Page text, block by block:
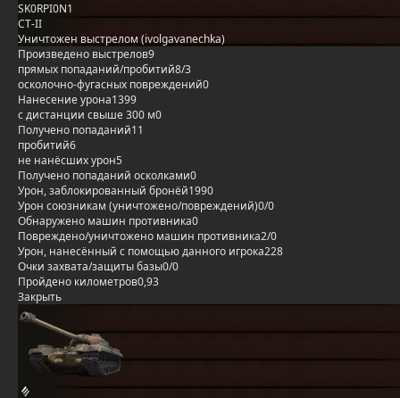
SK0RPI0N1
СТ-II
Уничтожен выстрелом (ivolgavanechka)
Произведено выстрелов9
прямых попаданий/пробитий8/3
осколочно-фугасных повреждений0
Нанесение урона1399
с дистанции свыше 300 м0
Получено попаданий11
пробитий6
не нанёсших урон5
Получено попаданий осколками0
Урон, заблокированный бронёй1990
Урон союзникам (уничтожено/повреждений)0/0
Обнаружено машин противника0
Повреждено/уничтожено машин противника2/0
Урон, нанесённый с помощью данного игрока228
Очки захвата/защиты базы0/0
Пройдено километров0,93
Закрыть